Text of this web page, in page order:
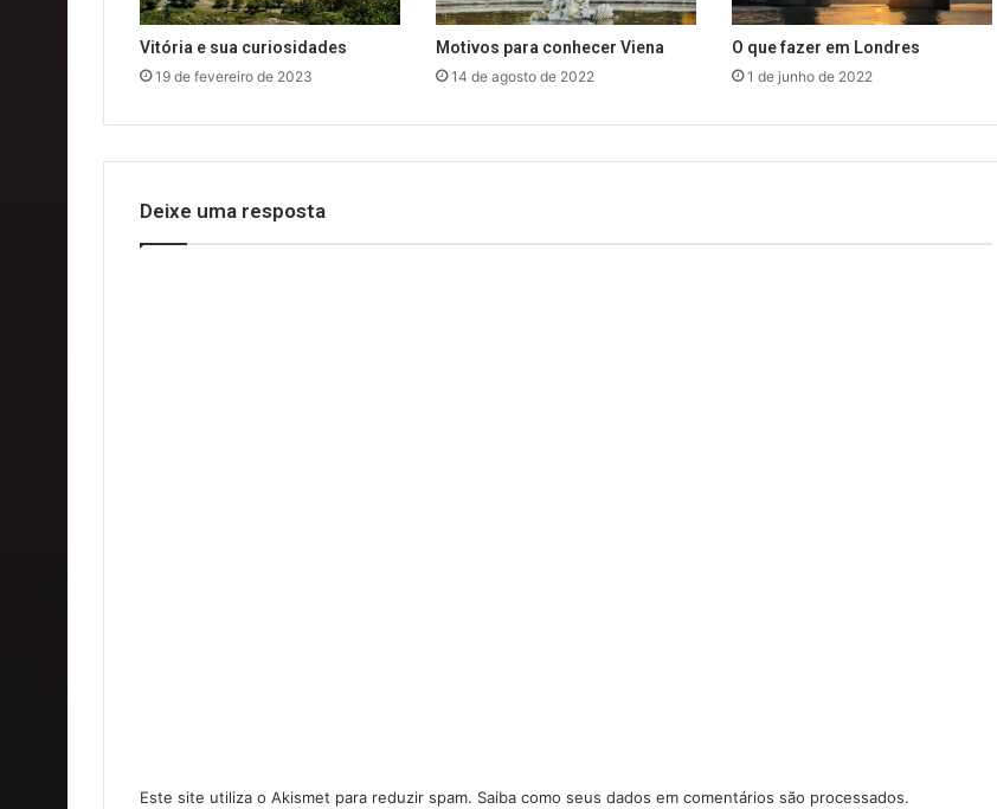
Vitória e sua curiosidades
19 de fevereiro de 2023
Motivos para conhecer Viena
14 de agosto de 2022
O que fazer em Londres
1 de junho de 2022
Deixe uma resposta
Este site utiliza o Akismet para reduzir spam. Saiba como seus dados em comentários são processados.